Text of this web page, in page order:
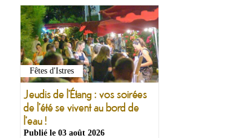
Fêtes d'Istres
Jeudis de l'Étang : vos soirées
de l'été se vivent au bord de
l'eau !
Publié le 03 août 2026